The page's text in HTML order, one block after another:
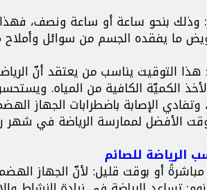
وذلك بنحو ساعة أو ساعة ونصف،
ما يفقده الجسم من سوائل وأملاح
هذا التوقيت يناسب من يعتقد أنّ
الكميّة الكافية من المياه.
الإصابة باضطرابات الجهاز
الأفضل لممارسة الرياضة في
الرياضة للصائم